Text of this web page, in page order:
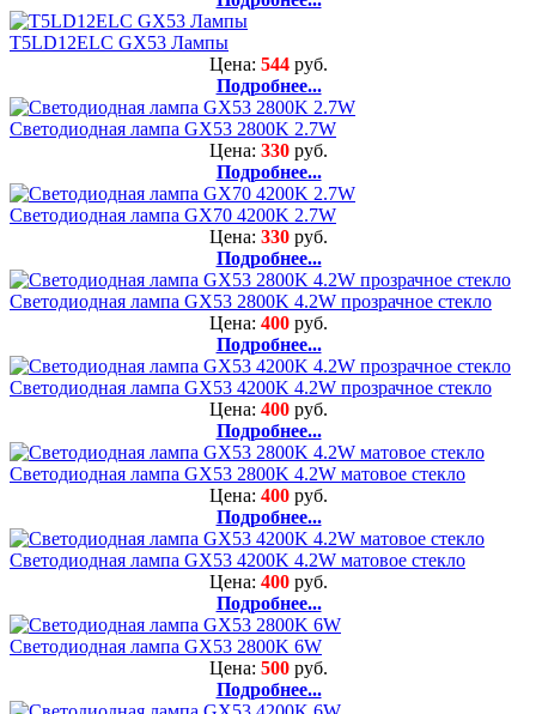
T5LD12ELC GX53 Лампы
Цена: 544 руб.
Подробнее...
Светодиодная лампа GX53 2800K 2.7W
Цена: 330 руб.
Подробнее...
Светодиодная лампа GX70 4200K 2.7W
Цена: 330 руб.
Подробнее...
Светодиодная лампа GX53 2800K 4.2W прозрачное стекло
Цена: 400 руб.
Подробнее...
Светодиодная лампа GX53 4200K 4.2W прозрачное стекло
Цена: 400 руб.
Подробнее...
Светодиодная лампа GX53 2800K 4.2W матовое стекло
Цена: 400 руб.
Подробнее...
Светодиодная лампа GX53 4200K 4.2W матовое стекло
Цена: 400 руб.
Подробнее...
Светодиодная лампа GX53 2800K 6W
Цена: 500 руб.
Подробнее...